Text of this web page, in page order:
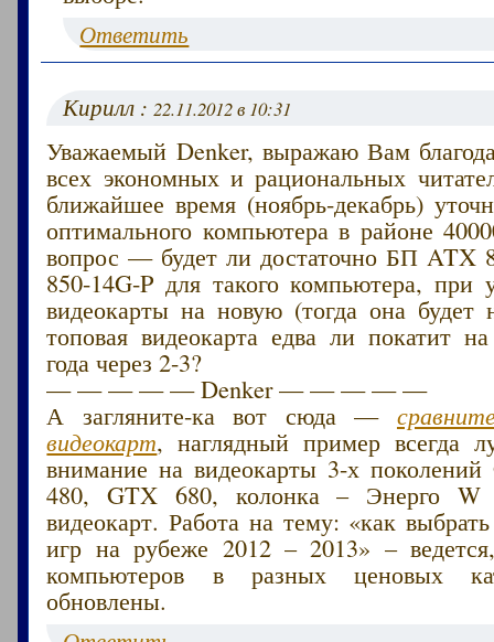
Ответить
Кирилл :22.11.2012 в 10:31
Уважаемый Denker, выражаю Вам
всех экономных и рациональных
ближайшее время (ноябрь-декабрь)
оптимального компьютера в районе
вопрос — будет ли достаточно БП ATX
850-14G-P для такого компьютера, при
видеокарты на новую (тогда она будет
топовая видеокарта едва ли покатит
года через 2-3?
— — — — — Denker — — — — —
А загляните-ка вот сюда —
видеокарт, наглядный пример всегда
внимание на видеокарты 3-х
480, GTX 680, колонка – Энерго W
видеокарт. Работа на тему: «как
игр на рубеже 2012 – 2013» –
компьютеров в разных ценовых
обновлены.